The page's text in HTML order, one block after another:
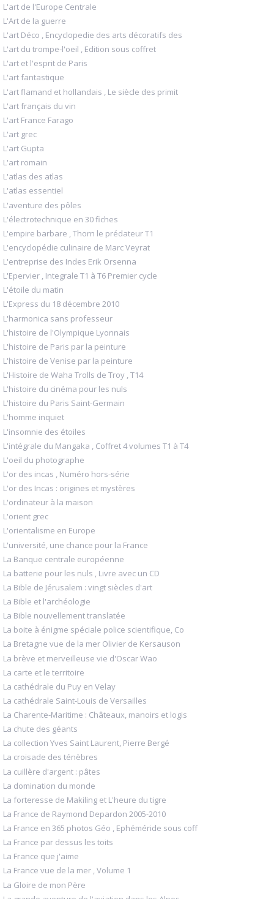
L'art de l'Europe Centrale
L'Art de la guerre
L'art Déco , Encyclopedie des arts décoratifs des
L'art du trompe-l'oeil , Edition sous coffret
L'art et l'esprit de Paris
L'art fantastique
L'art flamand et hollandais , Le siècle des primit
L'art français du vin
L'art France Farago
L'art grec
L'art Gupta
L'art romain
L'atlas des atlas
L'atlas essentiel
L'aventure des pôles
L'électrotechnique en 30 fiches
L'empire barbare , Thorn le prédateur T1
L'encyclopédie culinaire de Marc Veyrat
L'entreprise des Indes Erik Orsenna
L'Epervier , Integrale T1 à T6 Premier cycle
L'étoile du matin
L'Express du 18 décembre 2010
L'harmonica sans professeur
L'histoire de l'Olympique Lyonnais
L'histoire de Paris par la peinture
L'histoire de Venise par la peinture
L'Histoire de Waha Trolls de Troy , T14
L'histoire du cinéma pour les nuls
L'histoire du Paris Saint-Germain
L'homme inquiet
L'insomnie des étoiles
L'intégrale du Mangaka , Coffret 4 volumes T1 à T4
L'oeil du photographe
L'or des incas , Numéro hors-série
L'or des Incas : origines et mystères
L'ordinateur à la maison
L'orient grec
L'orientalisme en Europe
L'université, une chance pour la France
La Banque centrale européenne
La batterie pour les nuls , Livre avec un CD
La Bible de Jérusalem : vingt siècles d'art
La Bible et l'archéologie
La Bible nouvellement translatée
La boite à énigme spéciale police scientifique, Co
La Bretagne vue de la mer Olivier de Kersauson
La brève et merveilleuse vie d'Oscar Wao
La carte et le territoire
La cathédrale du Puy en Velay
La cathédrale Saint-Louis de Versailles
La Charente-Maritime : Châteaux, manoirs et logis
La chute des géants
La collection Yves Saint Laurent, Pierre Bergé
La croisade des ténèbres
La cuillère d'argent : pâtes
La domination du monde
La forteresse de Makiling et L'heure du tigre
La France de Raymond Depardon 2005-2010
La France en 365 photos Géo , Ephéméride sous coff
La France par dessus les toits
La France que j'aime
La France vue de la mer , Volume 1
La Gloire de mon Père